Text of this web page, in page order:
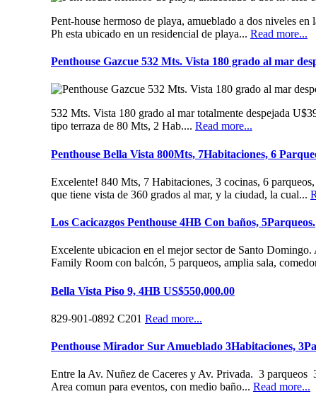
Pent-house hermoso de playa, amueblado a dos niveles
Ph esta ubicado en un residencial de playa... Read more...
Penthouse Gazcue 532 Mts. Vista 180 grado al mar
532 Mts. Vista 180 grado al mar totalmente despejada
tipo terraza de 80 Mts, 2 Hab.... Read more...
Penthouse Bella Vista 800Mts, 7Habitaciones, 6
Excelente! 840 Mts, 7 Habitaciones, 3 cocinas, 6
que tiene vista de 360 grados al mar, y la ciudad, la cual...
Los Cacicazgos Penthouse 4HB Con baños, 5Parqueos.
Excelente ubicacion en el mejor sector de Santo
Family Room con balcón, 5 parqueos, amplia sala,
Bella Vista Piso 9, 4HB US$550,000.00
829-901-0892 C201 Read more...
Penthouse Mirador Sur Amueblado 3Habitaciones,
Entre la Av. Nuñez de Caceres y Av. Privada. 3
Area comun para eventos, con medio baño... Read more...